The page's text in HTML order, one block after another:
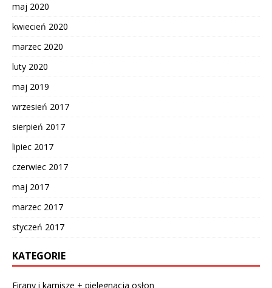
maj 2020
kwiecień 2020
marzec 2020
luty 2020
maj 2019
wrzesień 2017
sierpień 2017
lipiec 2017
czerwiec 2017
maj 2017
marzec 2017
styczeń 2017
KATEGORIE
Firany i karnisze + pielęgnacja osłon